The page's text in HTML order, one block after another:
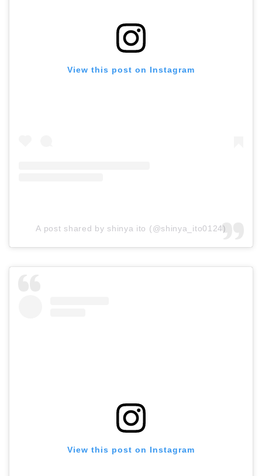
View this post on Instagram
A post shared by shinya ito (@shinya_ito0124)
View this post on Instagram